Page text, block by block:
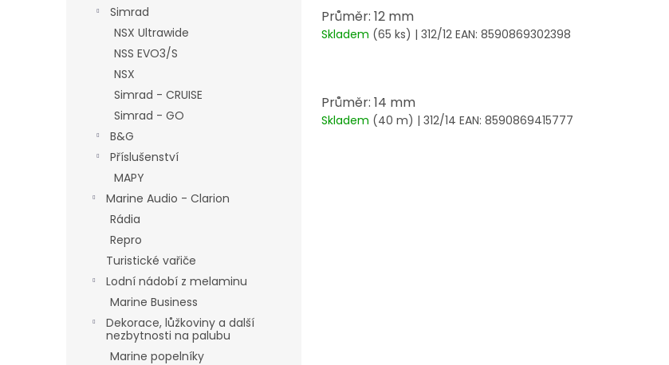
Simrad
NSX Ultrawide
NSS EVO3/S
NSX
Simrad - CRUISE
Simrad - GO
B&G
Příslušenství
MAPY
Marine Audio - Clarion
Rádia
Repro
Turistické vařiče
Lodní nádobí z melaminu
Marine Business
Dekorace, lůžkoviny a další
nezbytnosti na palubu
Marine popelníky
Průměr: 12 mm
Skladem (65 ks) | 312/12 EAN: 8590869302398
Průměr: 14 mm
Skladem (40 m) | 312/14 EAN: 8590869415777